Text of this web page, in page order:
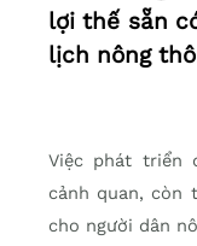
lợi thế sẵn
lịch nông
Việc phát triển
cảnh quan, còn
cho người dân